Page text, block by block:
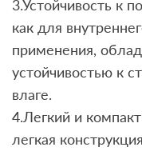
3.Устойчивость к
как для
применения,
устойчивостью к
влаге.
4.Легкий и
легкая